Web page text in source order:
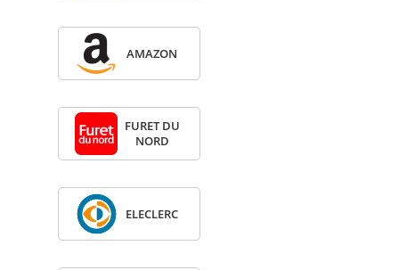
AMA­ZON
FURET DU
NORD
ELE­CLERC